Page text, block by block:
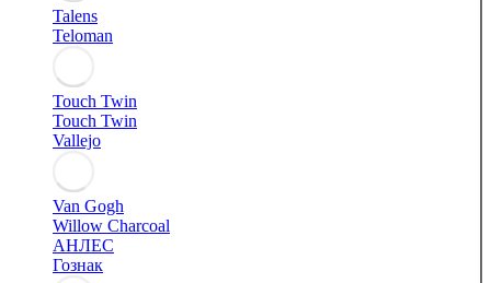
Talens
Teloman
Touch Twin
Touch Twin
Vallejo
Van Gogh
Willow Charcoal
АНЛЕС
Гознак